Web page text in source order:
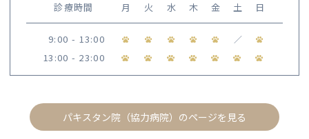
診療時間 月 火 水 木 金 土 日
9:00 - 13:00 ／
13:00 - 23:00
パキスタン院（協力病院）のページを見る